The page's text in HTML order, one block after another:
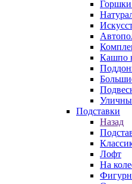
Кашпо
Подставки
Назад
Лофт
На